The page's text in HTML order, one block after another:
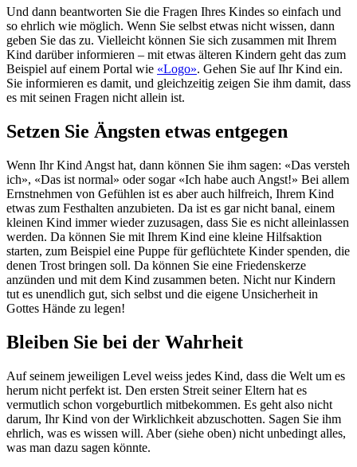
Und dann beantworten Sie die Fragen Ihres Kindes so einfach und
so ehrlich wie möglich. Wenn Sie selbst etwas nicht wissen, dann
geben Sie das zu. Vielleicht können Sie sich zusammen mit Ihrem
Kind darüber informieren – mit etwas älteren Kindern geht das zum
Beispiel auf einem Portal wie «Logo». Gehen Sie auf Ihr Kind ein.
Sie informieren es damit, und gleichzeitig zeigen Sie ihm damit, dass
es mit seinen Fragen nicht allein ist.
Setzen Sie Ängsten etwas entgegen
Wenn Ihr Kind Angst hat, dann können Sie ihm sagen: «Das versteh
ich», «Das ist normal» oder sogar «Ich habe auch Angst!» Bei allem
Ernstnehmen von Gefühlen ist es aber auch hilfreich, Ihrem Kind
etwas zum Festhalten anzubieten. Da ist es gar nicht banal, einem
kleinen Kind immer wieder zuzusagen, dass Sie es nicht alleinlassen
werden. Da können Sie mit Ihrem Kind eine kleine Hilfsaktion
starten, zum Beispiel eine Puppe für geflüchtete Kinder spenden, die
denen Trost bringen soll. Da können Sie eine Friedenskerze
anzünden und mit dem Kind zusammen beten. Nicht nur Kindern
tut es unendlich gut, sich selbst und die eigene Unsicherheit in
Gottes Hände zu legen!
Bleiben Sie bei der Wahrheit
Auf seinem jeweiligen Level weiss jedes Kind, dass die Welt um es
herum nicht perfekt ist. Den ersten Streit seiner Eltern hat es
vermutlich schon vorgeburtlich mitbekommen. Es geht also nicht
darum, Ihr Kind von der Wirklichkeit abzuschotten. Sagen Sie ihm
ehrlich, was es wissen will. Aber (siehe oben) nicht unbedingt alles,
was man dazu sagen könnte.